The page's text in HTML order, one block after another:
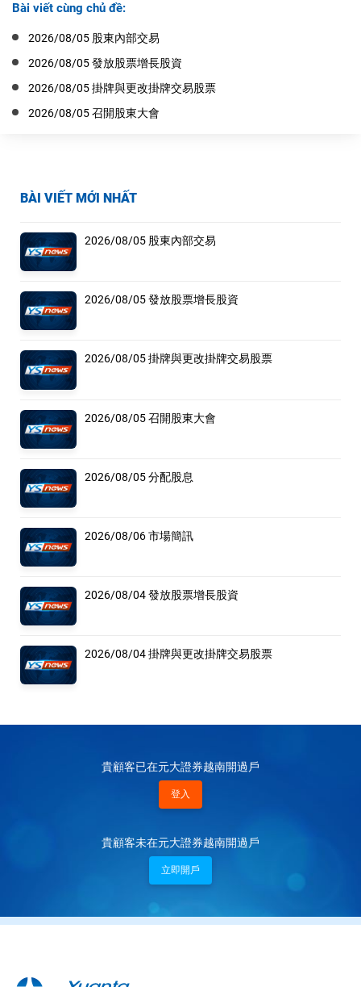
BÀI VIẾT MỚI NHẤT
2026/08/05 股東內部交易
2026/08/05 發放股票增長股資
2026/08/05 掛牌與更改掛牌交易股票
2026/08/05 召開股東大會
2026/08/05 分配股息
2026/08/06 市場簡訊
2026/08/04 發放股票增長股資
2026/08/04 掛牌與更改掛牌交易股票
貴顧客已在元大證券越南開過戶
登入
貴顧客未在元大證券越南開過戶
立即開戶
Bài viết cùng chủ đề:
2026/08/05 股東內部交易
2026/08/05 發放股票增長股資
2026/08/05 掛牌與更改掛牌交易股票
2026/08/05 召開股東大會